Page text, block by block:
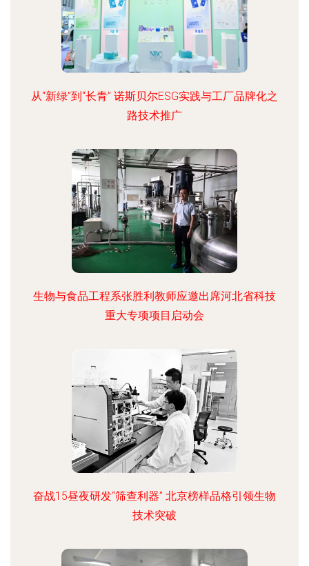
从“新绿”到“长青” 诺斯贝尔ESG实践与工厂品牌化之
路技术推广
生物与食品工程系张胜利教师应邀出席河北省科技
重大专项项目启动会
奋战15昼夜研发“筛查利器” 北京榜样品格引领生物
技术突破